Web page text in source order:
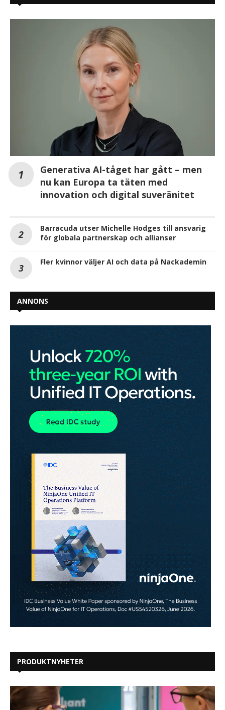
Generativa AI-tåget har gått – men
nu kan Europa ta täten med
innovation och digital suveränitet
Barracuda utser Michelle Hodges till ansvarig
för globala partnerskap och allianser
Fler kvinnor väljer AI och data på Nackademin
ANNONS
PRODUKTNYHETER